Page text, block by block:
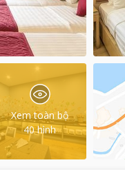
Xem toàn bộ
40 hình